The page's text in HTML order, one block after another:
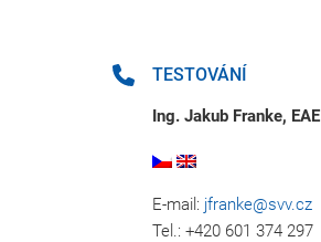
TESTOVÁNÍ
Ing. Jakub Franke, EAE
E-mail: jfranke@svv.cz
Tel.: +420 601 374 297